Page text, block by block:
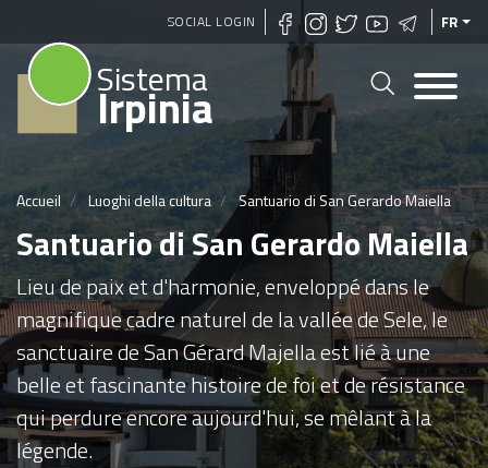
Aller
au
contenu
principal
SOCIAL LOGIN FR
Sistema
Irpinia
Accueil Luoghi della cultura Santuario di San Gerardo Maiella
Santuario di San Gerardo Maiella
Lieu de paix et d'harmonie, enveloppé dans le
magnifique cadre naturel de la vallée de Sele, le
sanctuaire de San Gérard Majella est lié à une
belle et fascinante histoire de foi et de résistance
qui perdure encore aujourd'hui, se mêlant à la
légende.